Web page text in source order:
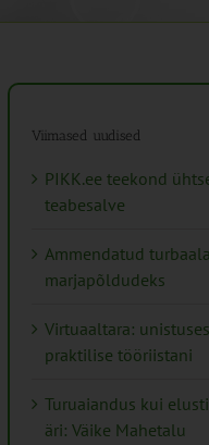
Viimased uudised
PIKK.ee teekond
teabesalve
Ammendatud
marjapõldudeks
Virtuaaltara:
praktilise tööriistani
Turuaiandus kui
äri: Väike Mahetalu